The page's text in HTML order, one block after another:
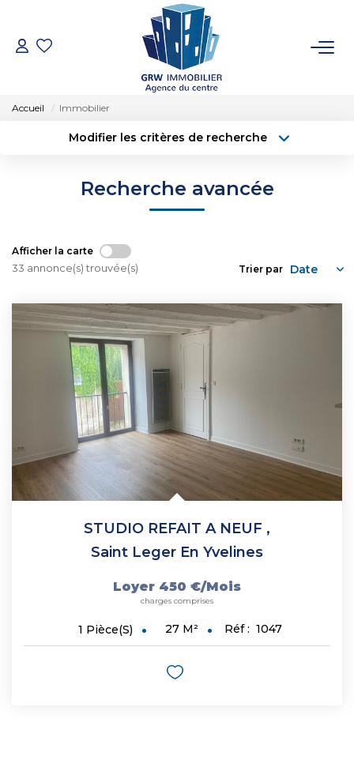
ACCUEIL
ESTIMATION
NOTRE AGENCE
CONTACT
Accueil Immobilier
Modifier les critères de recherche
Type de bienRecherche avancée
Afficher la carte
33 annonce(s) trouvée(s) Trier par
STUDIO REFAIT A NEUF ,
Saint Leger En Yvelines
Loyer 450 €/mois
charges comprises
1 Pièce(s) 27 M² Réf : 1047